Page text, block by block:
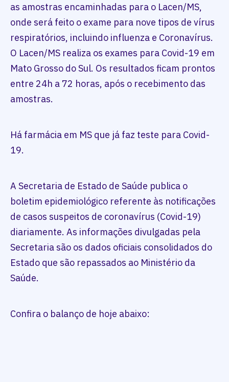
as amostras encaminhadas para o Lacen/MS,
onde será feito o exame para nove tipos de vírus
respiratórios, incluindo influenza e Coronavírus.
O Lacen/MS realiza os exames para Covid-19 em
Mato Grosso do Sul. Os resultados ficam prontos
entre 24h a 72 horas, após o recebimento das
amostras.
Há farmácia em MS que já faz teste para Covid-
19.
A Secretaria de Estado de Saúde publica o
boletim epidemiológico referente às notificações
de casos suspeitos de coronavírus (Covid-19)
diariamente. As informações divulgadas pela
Secretaria são os dados oficiais consolidados do
Estado que são repassados ao Ministério da
Saúde.
Confira o balanço de hoje abaixo: